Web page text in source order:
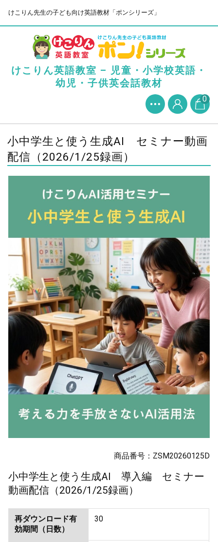
けこりん先生の子ども向け英語教材「ポンシリーズ」
けこりん英語教室 – 児童・小学校英語・
幼児・子供英会話教材
0
小中学生と使う生成AI セミナー動画
配信（2026/1/25録画）
商品番号：ZSM20260125D
小中学生と使う生成AI 導入編 セミナー
動画配信（2026/1/25録画）
再ダウンロード有
効期間（日数）
30